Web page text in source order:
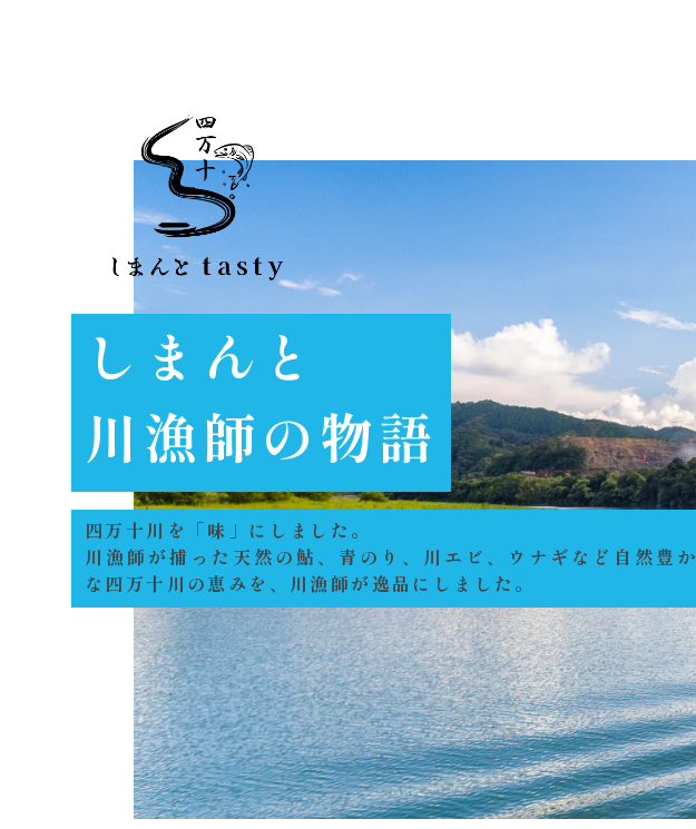
しまんと
川漁師の物語
四万十川を「味」にしました。
川漁師が捕った天然の鮎、青のり、川エビ、ウナギなど自然豊か